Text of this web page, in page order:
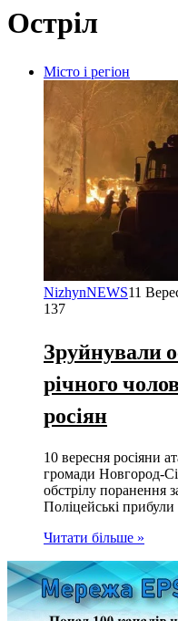
Остріл
Місто і регіон
NizhynNEWS11
137
Зруйнували
річного
росіян
10 вересня росіяни
громади Новгород-
обстрілу поранення
Поліцейські
Читати більше »